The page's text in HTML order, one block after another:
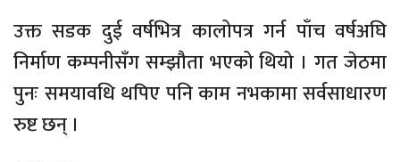
उक्त सडक दुई वर्षभित्र कालोपत्र गर्न पाँच वर्षअघि
निर्माण कम्पनीसँग सम्झौता भएको थियो । गत जेठमा
पुनः समयावधि थपिए पनि काम नभकामा सर्वसाधारण
रुष्ट छन् ।